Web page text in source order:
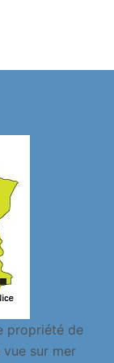
propriété de
sur mer